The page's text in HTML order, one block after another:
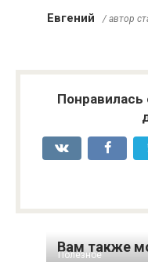
Евгений / автор
Понравилась
Вам также
Полезное